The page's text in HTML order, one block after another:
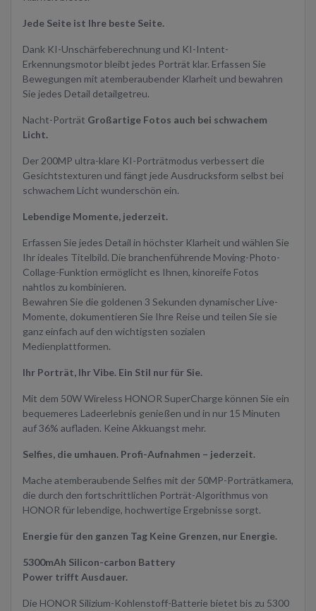
Jede Seite ist Ihre beste Seite.
Dank KI-Unschärfeberechnung und KI-Intent-
Erkennungsmotor bleibt jedes Porträt klar. Erfassen Sie
Bewegungen mit atemberaubender Klarheit und bewahren
Sie jedes Detail detailgetreu.
Nacht-Porträt Großartige Fotos auch bei schwachem
Licht.
Der 200MP ultra-klare KI-Porträtmodus verbessert die
Gesichtstexturen und fängt jede Ausdrucksform selbst bei
schwachem Licht wunderschön ein.
Lebendige Momente, jederzeit.
Erfassen Sie jedes Detail in höchster Klarheit und wählen Sie
Ihr ideales Titelbild. Die branchenführende Moving-Photo-
Collage-Funktion ermöglicht es Ihnen, kinoreife Fotos
nahtlos zu kombinieren.
Bewahren Sie die goldenen 3 Sekunden dynamischer Live-
Momente, dokumentieren Sie Ihre Reise und teilen Sie sie
ganz einfach auf den wichtigsten sozialen
Medienplattformen.
Ihr Porträt, Ihr Vibe. Ein Stil nur für Sie.
Mit dem 50W Wireless HONOR SuperCharge können Sie ein
bequemeres Ladeerlebnis genießen und in nur 15 Minuten
auf 36% aufladen. Keine Akkuangst mehr.
Selfies, die umhauen. Profi-Aufnahmen – jederzeit.
Mache atemberaubende Selfies mit der 50MP-Porträtkamera,
die durch den fortschrittlichen Porträt-Algorithmus von
HONOR für lebendige, hochwertige Ergebnisse sorgt.
Energie für den ganzen Tag Keine Grenzen, nur Energie.
5300mAh Silicon-carbon Battery
Power trifft Ausdauer.
Die HONOR Silizium-Kohlenstoff-Batterie bietet bis zu 5300